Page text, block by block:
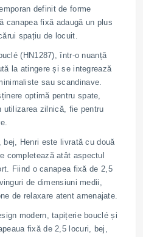
definit de forme
canapea fixă adaugă un plus
spațiu de locuit.
(HN1287), într-o nuanță
la atingere și se integrează
sau scandinave.
optimă pentru spate,
utilizarea zilnică, fie pentru
bej, Henri este livrată cu două
completează atât aspectul
Fiind o canapea fixă de 2,5
de dimensiuni medii,
de relaxare atent amenajate.
modern, tapițerie bouclé și
fixă de 2,5 locuri, bej,